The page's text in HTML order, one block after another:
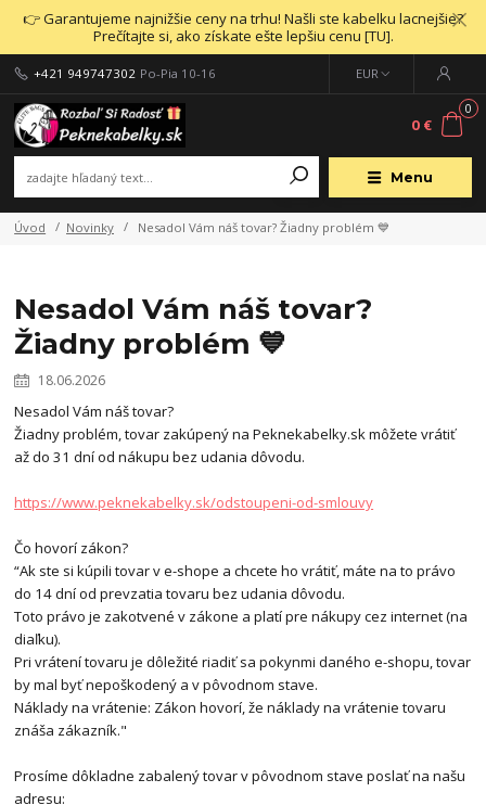
👉 Garantujeme najnižšie ceny na trhu! Našli ste kabelku lacnejšie?
Prečítajte si, ako získate ešte lepšiu cenu [TU].
Menu
EUR
+421 949747302 Po-Pia 10-16
0
0 €
Úvod Novinky Nesadol Vám náš tovar? Žiadny problém 💙
Nesadol Vám náš tovar?
Žiadny problém 💙
18.06.2026
Nesadol Vám náš tovar?
Žiadny problém, tovar zakúpený na Peknekabelky.sk môžete vrátiť
až do 31 dní od nákupu bez udania dôvodu.
https://www.peknekabelky.sk/odstoupeni-od-smlouvy
Čo hovorí zákon?
“Ak ste si kúpili tovar v e-shope a chcete ho vrátiť, máte na to právo
do 14 dní od prevzatia tovaru bez udania dôvodu.
Toto právo je zakotvené v zákone a platí pre nákupy cez internet (na
diaľku).
Pri vrátení tovaru je dôležité riadiť sa pokynmi daného e-shopu, tovar
by mal byť nepoškodený a v pôvodnom stave.
Náklady na vrátenie: Zákon hovorí, že náklady na vrátenie tovaru
znáša zákazník."
Prosíme dôkladne zabalený tovar v pôvodnom stave poslať na našu
adresu: